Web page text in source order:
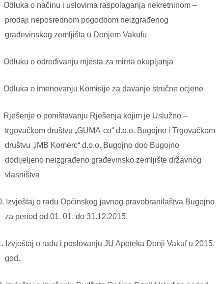
Odluka o načinu i uslovima raspolaganja nekretninom –
prodaji neposrednom pogodbom neizgrađenog
građevinskog zemljišta u Donjem Vakufu
Odluku o određivanju mjesta za mirna okupljanja
Odluka o imenovanju Komisije za davanje stručne ocjene
Rješenje o poništavanju Rješenja kojim je Uslužno –
trgovačkom društvu „GUMA-co“ d.o.o. Bugojno i Trgovačkom
društvu „IMB Komerc“ d.o.o. Bugojno doo Bugojno
dodijeljeno neizgrađeno građevinsko zemljište državnog
vlasništva
Izvještaj o radu Općinskog javnog pravobranilaštva Bugojno
za period od 01. 01. do 31.12.2015.
Izvještaj o radu i poslovanju JU Apoteka Donji Vakuf u 2015.
god.